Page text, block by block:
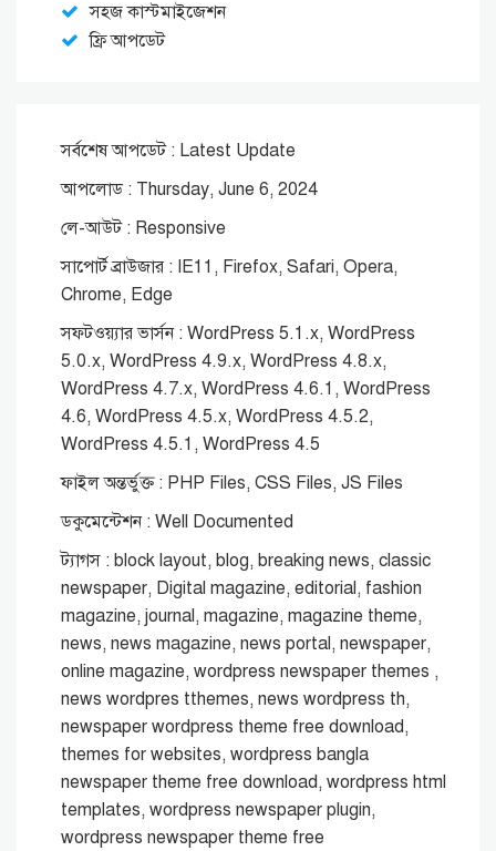
সহজ কাস্টমাইজেশন
ফ্রি আপডেট
সর্বশেষ আপডেট : Latest Update
আপলোড : Thursday, June 6, 2024
লে-আউট : Responsive
সাপোর্ট ব্রাউজার : IE11, Firefox, Safari, Opera,
Chrome, Edge
সফটওয়্যার ভার্সন : WordPress 5.1.x, WordPress
5.0.x, WordPress 4.9.x, WordPress 4.8.x,
WordPress 4.7.x, WordPress 4.6.1, WordPress
4.6, WordPress 4.5.x, WordPress 4.5.2,
WordPress 4.5.1, WordPress 4.5
ফাইল অন্তর্ভুক্ত : PHP Files, CSS Files, JS Files
ডকুমেন্টেশন : Well Documented
ট্যাগস : block layout, blog, breaking news, classic
newspaper, Digital magazine, editorial, fashion
magazine, journal, magazine, magazine theme,
news, news magazine, news portal, newspaper,
online magazine, wordpress newspaper themes ,
news wordpres tthemes, news wordpress th,
newspaper wordpress theme free download,
themes for websites, wordpress bangla
newspaper theme free download, wordpress html
templates, wordpress newspaper plugin,
wordpress newspaper theme free